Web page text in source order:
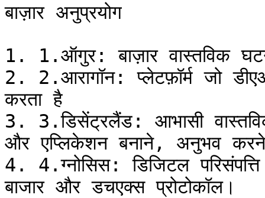
बाज़ार अनुप्रयोग
1. 1.ऑगुर: बाज़ार वास्तविक
2. 2.आरागॉन: प्लेटफ़ॉर्म जो
करता है
3. 3.डिसेंट्रलैंड: आभासी
और एप्लिकेशन बनाने, अनुभव
4. 4.ग्नोसिस: डिजिटल परिसंपत्ति
बाजार और डचएक्स प्रोटोकॉल।